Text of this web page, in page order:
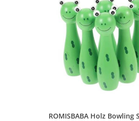
Protektoren von
Action-Cams von
Tore & Körbe von
Lampen von
Pflegemittel von